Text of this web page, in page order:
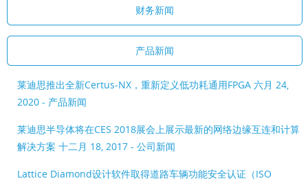
财务新闻
产品新闻
莱迪思推出全新Certus-NX，重新定义低功耗通用FPGA 六月 24,
2020 - 产品新闻
莱迪思半导体将在CES 2018展会上展示最新的网络边缘互连和计算
解决方案 十二月 18, 2017 - 公司新闻
Lattice Diamond设计软件取得道路车辆功能安全认证（ISO